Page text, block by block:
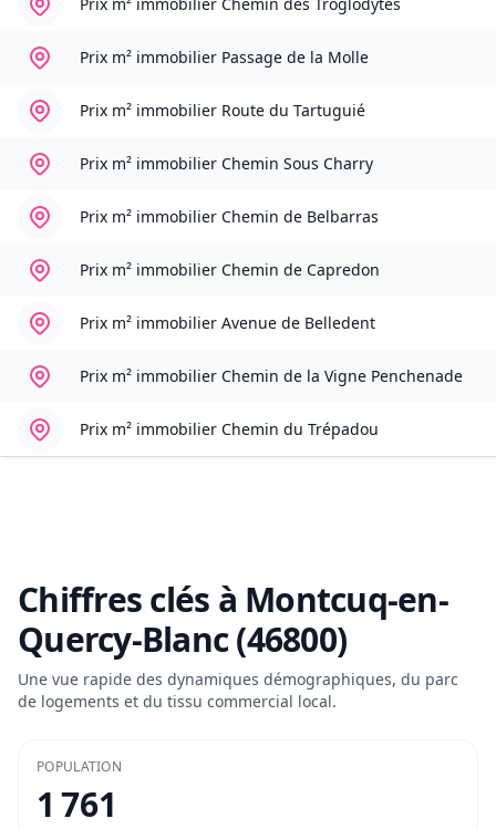
Prix m² immobilier Chemin des Troglodytes
Prix m² immobilier Passage de la Molle
Prix m² immobilier Route du Tartuguié
Prix m² immobilier Chemin Sous Charry
Prix m² immobilier Chemin de Belbarras
Prix m² immobilier Chemin de Capredon
Prix m² immobilier Avenue de Belledent
Prix m² immobilier Chemin de la Vigne Penchenade
Prix m² immobilier Chemin du Trépadou
Chiffres clés à Montcuq-en-
Quercy-Blanc (46800)
Une vue rapide des dynamiques démographiques, du parc
de logements et du tissu commercial local.
POPULATION
1 761